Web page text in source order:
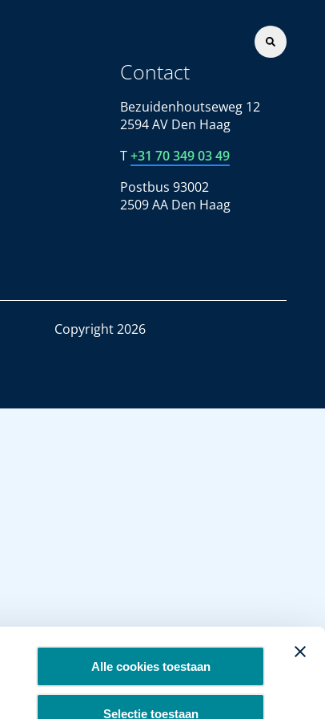
Alle cookies toestaan
Selectie toestaan
Contact
Bezuidenhoutseweg 12
2594 AV Den Haag
T+31 70 349 03 49
Postbus 93002
2509 AA Den Haag
Copyright 2026